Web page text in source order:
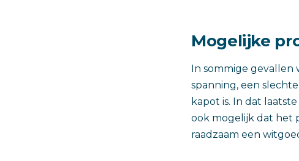
Mogelijke
In sommige gevallen
spanning, een
kapot is. In dat
ook mogelijk dat het
raadzaam een